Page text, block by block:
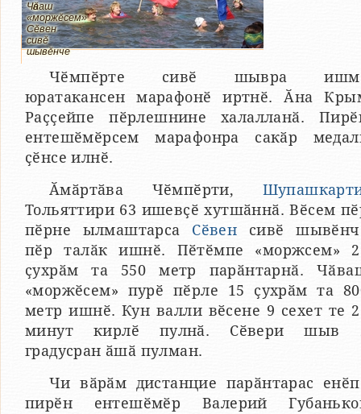
Чӑваш
«моржӗсем»
Сӗвен
сивӗ
шывӗнче
Чӗмпӗрте сивӗ шывра
юратакансен марафонӗ иртнӗ. Ӑна
Раҫҫейпе пӗрлешнине халалланӑ.
ентешӗмӗрсем марафонра сакӑр
ҫӗнсе илнӗ.
Ӑмӑртӑва Чӗмпӗрти,
Тольяттири 63 ишевҫӗ хутшӑннӑ. Вӗсем
пӗрне ылмаштарса Сӗвен сивӗ
пӗр талӑк ишнӗ. Пӗтӗмпе «моржсем»
ҫухрӑм та 550 метр парӑнтарнӑ.
«моржӗсем» пурӗ пӗрле 15 ҫухрӑм та
метр ишнӗ. Кун валли вӗсене 9 сехет те
минут кирлӗ пулнӑ. Сӗвери шыв
градусран ӑшӑ пулман.
Чи вӑрӑм дистанцие парӑнтарас
пирӗн ентешӗмӗр Валерий